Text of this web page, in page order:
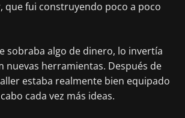
que fui construyendo poco a poco
sobraba algo de dinero, lo invertía
nuevas herramientas. Después de
estaba realmente bien equipado
cada vez más ideas.